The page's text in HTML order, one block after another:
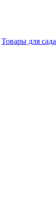
Товары для сада